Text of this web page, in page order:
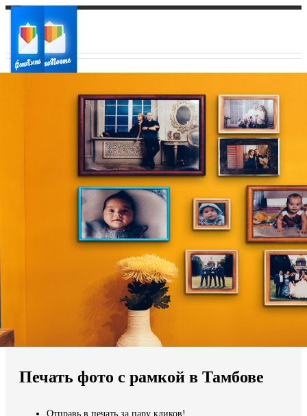
Ваш регион доставки
Выберите из списка:
Мы доставляем по всему миру
Продолжить без города
Печать фото с рамкой в Тамбове
Отправь в печать за пару кликов!